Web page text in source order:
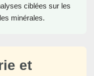
ciblées sur les
minérales.
et